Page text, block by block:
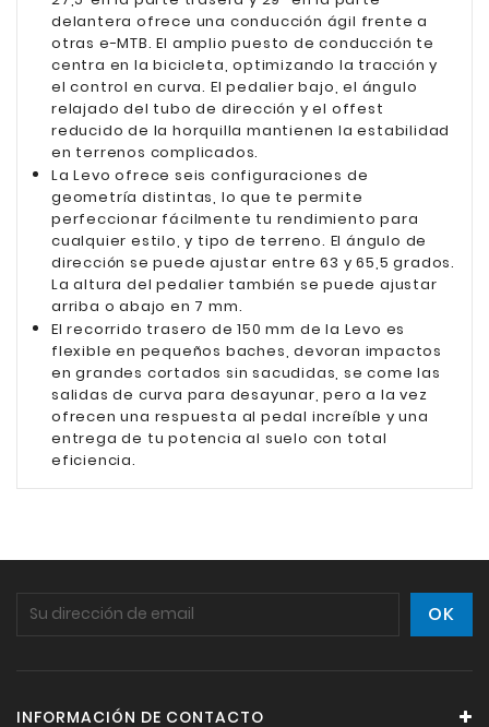
delantera ofrece una conducción ágil frente a
otras e-MTB. El amplio puesto de conducción te
centra en la bicicleta, optimizando la tracción y
el control en curva. El pedalier bajo, el ángulo
relajado del tubo de dirección y el offest
reducido de la horquilla mantienen la estabilidad
en terrenos complicados.
La Levo ofrece seis configuraciones de
geometría distintas, lo que te permite
perfeccionar fácilmente tu rendimiento para
cualquier estilo, y tipo de terreno. El ángulo de
dirección se puede ajustar entre 63 y 65,5 grados.
La altura del pedalier también se puede ajustar
arriba o abajo en 7 mm.
El recorrido trasero de 150 mm de la Levo es
flexible en pequeños baches, devoran impactos
en grandes cortados sin sacudidas, se come las
salidas de curva para desayunar, pero a la vez
ofrecen una respuesta al pedal increíble y una
entrega de tu potencia al suelo con total
eficiencia.
INFORMACIÓN DE CONTACTO